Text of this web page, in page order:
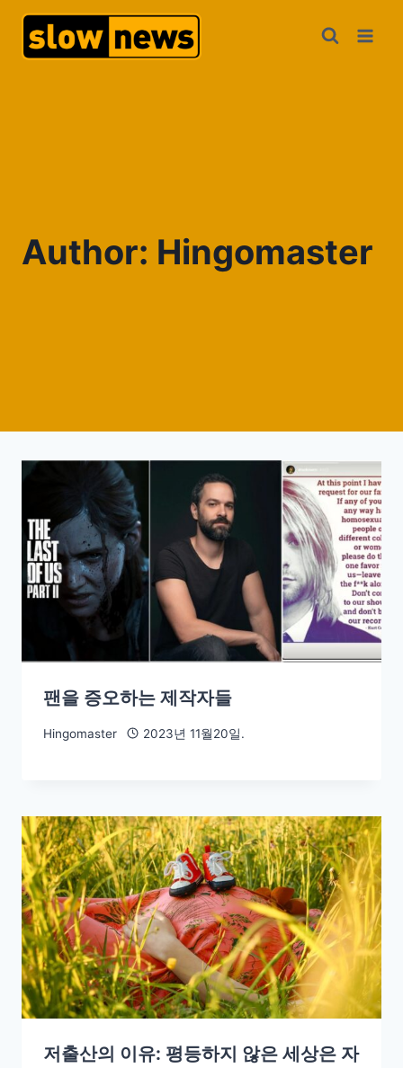
Author: Hingomaster
팬을 증오하는 제작자들
Hingomaster 2023년 11월20일.
저출산의 이유: 평등하지 않은 세상은 자